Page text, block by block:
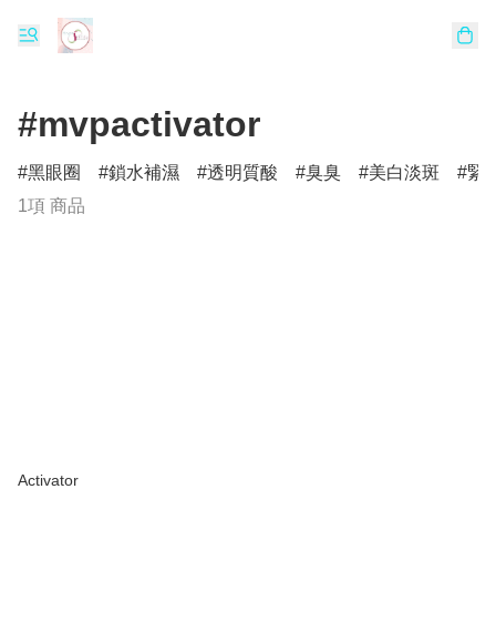
#mvpactivator
黑眼圈 鎖水補濕 透明質酸 臭臭 美白淡斑
緊
1項 商品
Activator